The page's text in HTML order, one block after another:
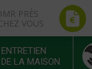
PRÈS
VOUS
ENTRETIEN
DE LA MAISON